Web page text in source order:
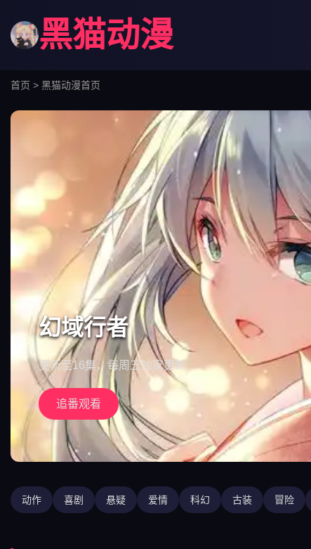
黑猫动漫
首页 > 黑猫动漫首页
幻域行者
更新至16集，每周五独家更新
追番观看
动作 喜剧 悬疑 爱情 科幻 古装 冒险